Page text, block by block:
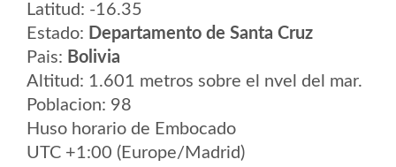
Latitud: -16.35
Estado: Departamento de Santa Cruz
Pais: Bolivia
Altitud: 1.601 metros sobre el nvel del mar.
Poblacion: 98
Huso horario de Embocado
UTC +1:00 (Europe/Madrid)